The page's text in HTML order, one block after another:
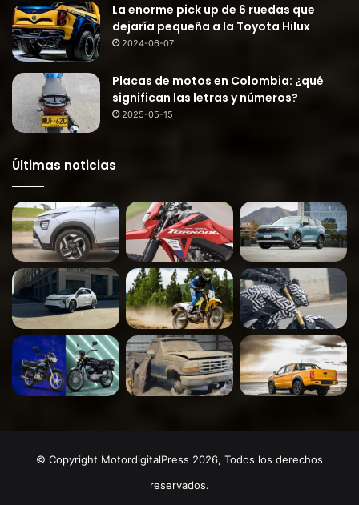
La enorme pick up de 6 ruedas que
dejaría pequeña a la Toyota Hilux
2024-06-07
Placas de motos en Colombia: ¿qué
significan las letras y números?
2025-05-15
Últimas noticias
© Copyright MotordigitalPress 2026, Todos los derechos
reservados.